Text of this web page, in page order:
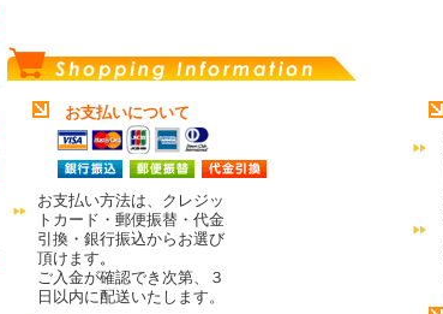
お支払いについて
お支払い方法は、クレジッ
トカード・郵便振替・代金
引換・銀行振込からお選び
頂けます。
ご入金が確認でき次第、３
日以内に配送いたします。